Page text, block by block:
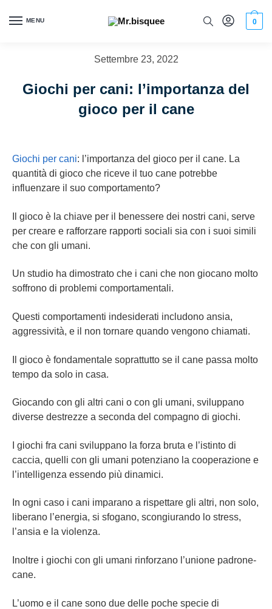
MENU 0
Settembre 23, 2022
Giochi per cani: l’importanza del
gioco per il cane
Giochi per cani: l’importanza del gioco per il cane. La
quantità di gioco che riceve il tuo cane potrebbe
influenzare il suo comportamento?
Il gioco è la chiave per il benessere dei nostri cani, serve
per creare e rafforzare rapporti sociali sia con i suoi simili
che con gli umani.
Un studio ha dimostrato che i cani che non giocano molto
soffrono di problemi comportamentali.
Questi comportamenti indesiderati includono ansia,
aggressività, e il non tornare quando vengono chiamati.
Il gioco è fondamentale soprattutto se il cane passa molto
tempo da solo in casa.
Giocando con gli altri cani o con gli umani, sviluppano
diverse destrezze a seconda del compagno di giochi.
I giochi fra cani sviluppano la forza bruta e l’istinto di
caccia, quelli con gli umani potenziano la cooperazione e
l’intelligenza essendo più dinamici.
In ogni caso i cani imparano a rispettare gli altri, non solo,
liberano l’energia, si sfogano, scongiurando lo stress,
l’ansia e la violenza.
Inoltre i giochi con gli umani rinforzano l’unione padrone-
cane.
L’uomo e il cane sono due delle poche specie di